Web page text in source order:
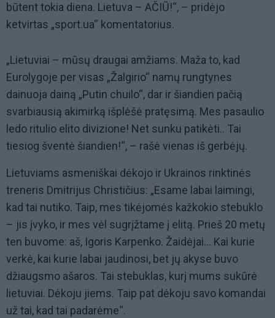
būtent tokia diena. Lietuva – AČIŪ!“, – pridėjo
ketvirtas „sport.ua“ komentatorius.
„Lietuviai – mūsų draugai amžiams. Maža to, kad
Eurolygoje per visas „Žalgirio“ namų rungtynes
dainuoja dainą „Putin chuilo“, dar ir šiandien pačią
svarbiausią akimirką išplėšė pratęsimą. Mes pasaulio
ledo ritulio elito divizione! Net sunku patikėti.. Tai
tiesiog šventė šiandien!“, – rašė vienas iš gerbėjų.
Lietuviams asmeniškai dėkojo ir Ukrainos rinktinės
treneris Dmitrijus Christičius: „Esame labai laimingi,
kad tai nutiko. Taip, mes tikėjomės kažkokio stebuklo
– jis įvyko, ir mes vėl sugrįžtame į elitą. Prieš 20 metų
ten buvome: aš, Igoris Karpenko. Žaidėjai… Kai kurie
verkė, kai kurie labai jaudinosi, bet jų akyse buvo
džiaugsmo ašaros. Tai stebuklas, kurį mums sukūrė
lietuviai. Dėkoju jiems. Taip pat dėkoju savo komandai
už tai, kad tai padarėme“.